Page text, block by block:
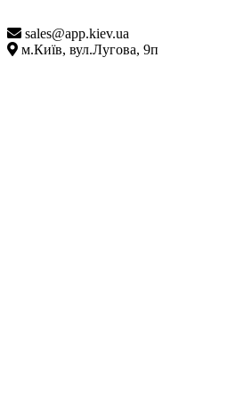
sales@app.kiev.ua
м.Київ, вул.Лугова, 9п